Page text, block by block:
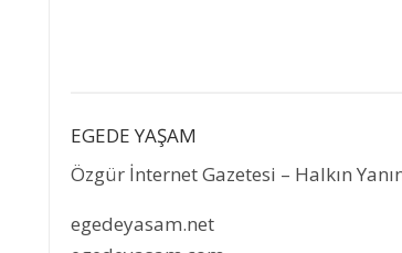
EGEDE YAŞAM
Özgür İnternet Gazetesi – Halkın
egedeyasam.net